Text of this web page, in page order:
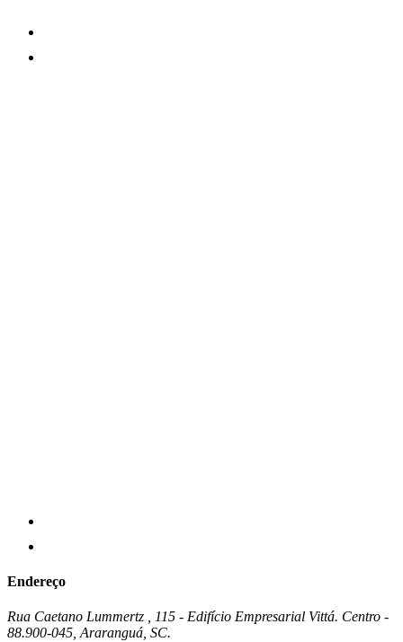
Endereço
Rua Caetano Lummertz , 115 - Edifício Empresarial Vittá. Centro -
88.900-045, Araranguá, SC.